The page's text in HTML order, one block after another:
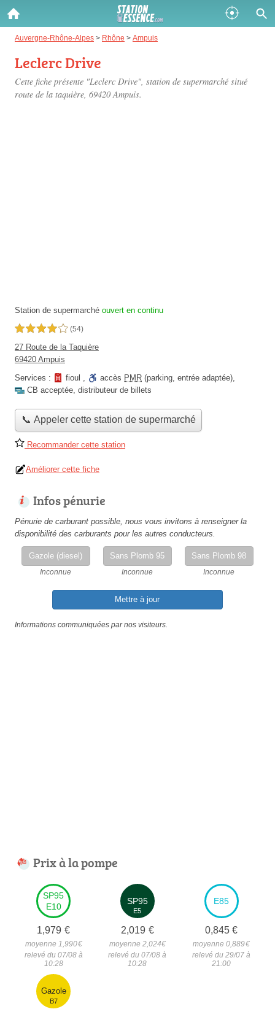
Auvergne-Rhône-Alpes > Rhône > Ampuis
Leclerc Drive
Cette fiche présente "Leclerc Drive", station de supermarché situé
route de la taquière, 69420 Ampuis.
Station de supermarché ouvert en continu
4,0 étoiles sur 5 (54)
27 Route de la Taquière
69420 Ampuis
Services :
fioul , accès PMR (parking, entrée adaptée),
CB acceptée, distributeur de billets
📞 Appeler cette station de supermarché
Recommander cette station
Améliorer cette fiche
Infos pénurie
Pénurie de carburant possible, nous vous invitons à renseigner la
disponibilité des carburants pour les autres conducteurs.
Gazole (diesel)
Inconnue
Sans Plomb 95
Inconnue
Sans Plomb 98
Inconnue
Mettre à jour
Informations communiquées par nos visiteurs.
Prix à la pompe
SP95
E10
1,979 €
moyenne 1,990€
relevé du 07/08 à
10:28
SP95
E5
2,019 €
moyenne 2,024€
relevé du 07/08 à
10:28
E85
0,845 €
moyenne 0,889€
relevé du 29/07 à
21:00
Gazole
B7
Gazole :
Disponible
SP 98 :